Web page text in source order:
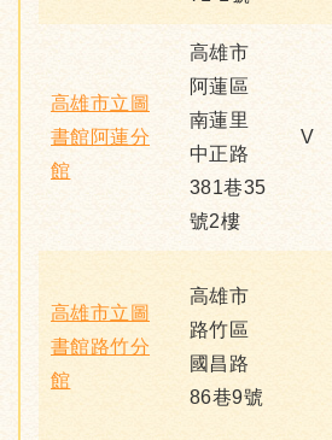
高雄市立圖
書館阿蓮分
館
高雄市
阿蓮區
南蓮里
中正路
381巷35
號2樓
V
高雄市立圖
書館路竹分
館
高雄市
路竹區
國昌路
86巷9號